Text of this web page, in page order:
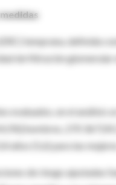
temprana, definida
de filtración glomerular
evaluados, en el
hombres, 270 367
años (5,6) para las
de riesgo ajustadas